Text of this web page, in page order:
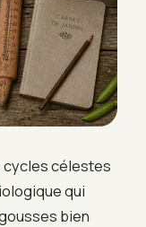
cycles célestes
qui
bien